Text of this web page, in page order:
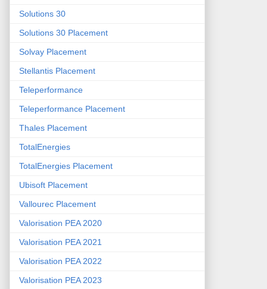
Solutions 30
Solutions 30 Placement
Solvay Placement
Stellantis Placement
Teleperformance
Teleperformance Placement
Thales Placement
TotalEnergies
TotalEnergies Placement
Ubisoft Placement
Vallourec Placement
Valorisation PEA 2020
Valorisation PEA 2021
Valorisation PEA 2022
Valorisation PEA 2023